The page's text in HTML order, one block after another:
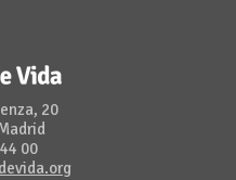
20
00